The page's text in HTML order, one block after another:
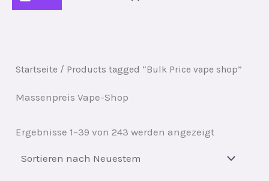
Startseite / Products tagged “Bulk Price vape shop”
Massenpreis Vape-Shop
Ergebnisse 1–39 von 243 werden angezeigtSortiert